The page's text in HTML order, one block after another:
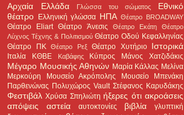
Αρχαία Ελλάδα Γλώσσα του σώματος
Εθνικό
θέατρο Ελληνική γλώσσα ΗΠΑ Θέατρο BROADWAY
Θέατρο Eliart Θέατρο Άνεσις Θέατρο Εκάτη
Θέατρο
Λύχνος Τέχνης & Πολιτισμού Θέατρο Οδού Κεφαλληνίας
Θέατρο ΠΚ
Θέατρο Ρεξ Θέατρο Χυτήριο Ιστορικά
Ιταλία ΚΘΒΕ Καβάφης Κύπρος Μάνος Χατζιδάκις
Μέγαρο Μουσικής Αθηνών Μαρία Κάλλας Μελίνα
Μερκούρη
Μουσείο Ακρόπολης
Μουσείο Μπενάκη
Παρθενώνας Πολυχώρος Vault Στέφανος Καρυδάκης
Φεστιβάλ Χρύσα Σπηλιώτη ήξερες ότι ακροάσεις
απόψεις
αστεία αυτοκτονίες βιβλία
γλυπτική